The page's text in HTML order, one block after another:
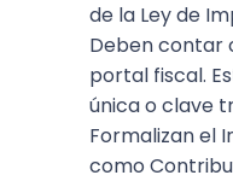
de la Ley de
Deben contar
portal fiscal.
única o clave
Formalizan el
como